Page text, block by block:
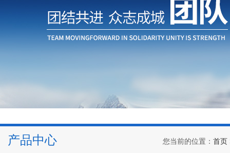
产品中心 您当前的位置： 首页